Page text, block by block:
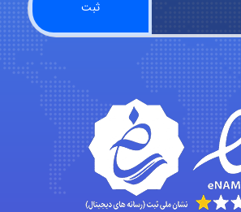
A.balandeh
fatima
Jafar Tym